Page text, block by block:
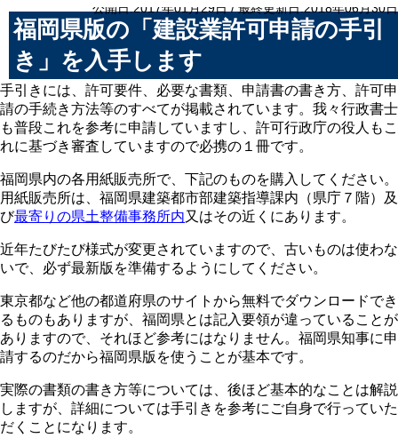
公開日:2017年01月29日 / 最終更新日:2018年06月30日
福岡県版の「建設業許可申請の手引
き」を入手します
手引きには、許可要件、必要な書類、申請書の書き方、許可申
請の手続き方法等のすべてが掲載されています。我々行政書士
も普段これを参考に申請していますし、許可行政庁の役人もこ
れに基づき審査していますので必携の１冊です。
福岡県内の各用紙販売所で、下記のものを購入してください。
用紙販売所は、福岡県建築都市部建築指導課内（県庁７階）及
び最寄りの県土整備事務所内又はその近くにあります。
近年たびたび様式が変更されていますので、古いものは使わな
いで、必ず最新版を準備するようにしてください。
東京都など他の都道府県のサイトから無料でダウンロードでき
るものもありますが、福岡県とは記入要領が違っていることが
ありますので、それほど参考にはなりません。 福岡県知事に申
請するのだから福岡県版を使うことが基本です。
実際の書類の書き方等については、後ほど基本的なことは解説
しますが、詳細については手引きを参考にご自身で行っていた
だくことになります。